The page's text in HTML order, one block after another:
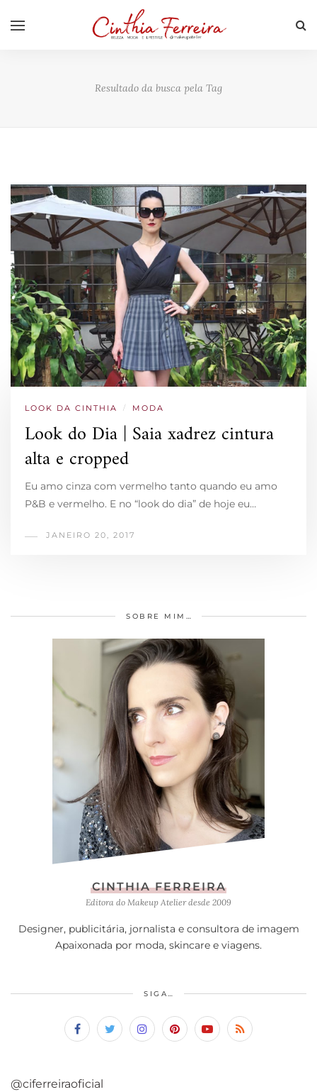
Resultado da busca pela Tag
LOOK DA CINTHIA / MODA
Look do Dia | Saia xadrez cintura
alta e cropped
Eu amo cinza com vermelho tanto quando eu amo
P&B e vermelho. E no “look do dia” de hoje eu…
JANEIRO 20, 2017
SOBRE MIM…
CINTHIA FERREIRA
Editora do Makeup Atelier desde 2009
Designer, publicitária, jornalista e consultora de imagem
Apaixonada por moda, skincare e viagens.
SIGA…
@ciferreiraoficial